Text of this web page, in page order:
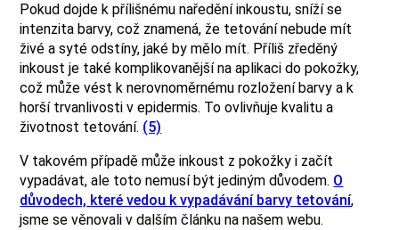
Pokud dojde k přílišnému naředění inkoustu, sníží se
intenzita barvy, což znamená, že tetování nebude mít
živé a syté odstíny, jaké by mělo mít. Příliš zředěný
inkoust je také komplikovanější na aplikaci do pokožky,
což může vést k nerovnoměrnému rozložení barvy a k
horší trvanlivosti v epidermis. To ovlivňuje kvalitu a
životnost tetování. (5)
V takovém případě může inkoust z pokožky i začít
vypadávat, ale toto nemusí být jediným důvodem. O
důvodech, které vedou k vypadávání barvy tetování,
jsme se věnovali v dalším článku na našem webu.